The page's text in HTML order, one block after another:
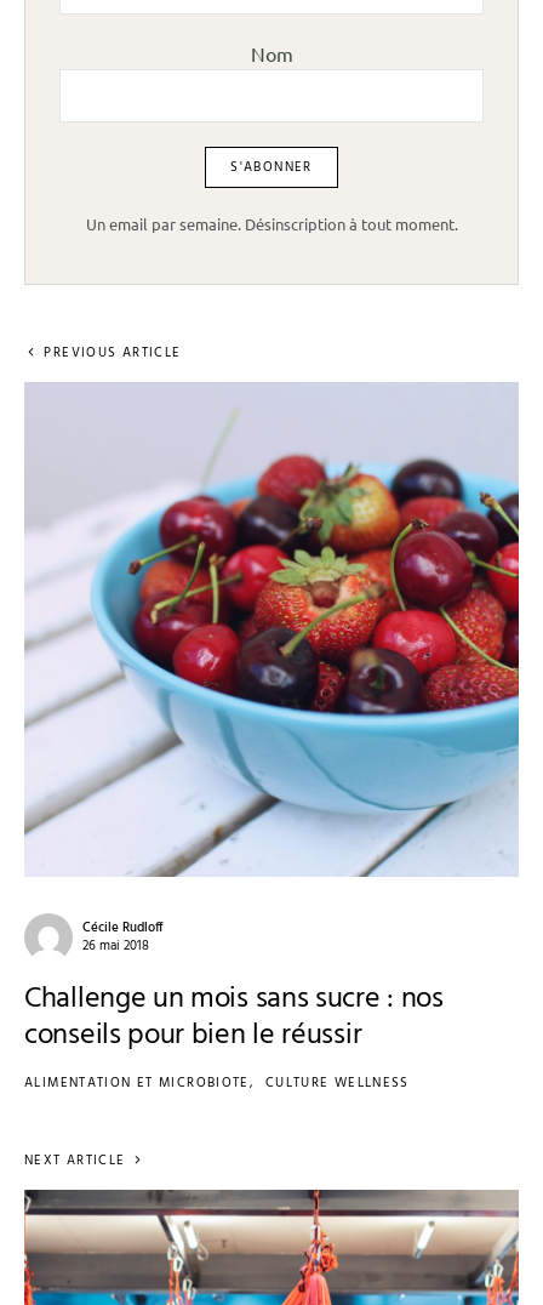
Nom
Un email par semaine. Désinscription à tout moment.
PREVIOUS ARTICLE
Cécile Rudloff
26 mai 2018
Challenge un mois sans sucre : nos
conseils pour bien le réussir
ALIMENTATION ET MICROBIOTE CULTURE WELLNESS
NEXT ARTICLE